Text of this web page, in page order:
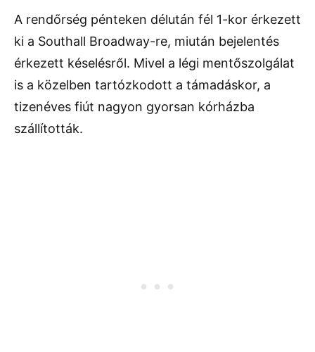
A rendőrség pénteken délután fél 1-kor érkezett
ki a Southall Broadway-re, miután bejelentés
érkezett késelésről. Mivel a légi mentőszolgálat
is a közelben tartózkodott a támadáskor, a
tizenéves fiút nagyon gyorsan kórházba
szállították.